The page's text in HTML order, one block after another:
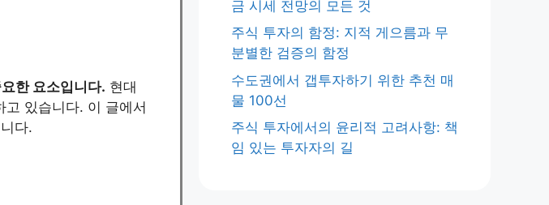
한 요소입니다. 현대
있습니다. 이 글에서
다.
금 시세 전망의 모든 것
주식 투자의 함정: 지적 게으름과 무
분별한 검증의 함정
수도권에서 갭투자하기 위한 추천 매
물 100선
주식 투자에서의 윤리적 고려사항: 책
임 있는 투자자의 길